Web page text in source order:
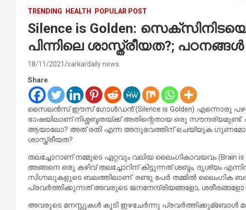
TRENDING HEALTH POPULAR POST
Silence is Golden:
പിന്നിലെ ശാസ്ത്രീയത?;
18/11/2021 sarkardaily news
Share
സൈലന്‍സ് ഈസ് ഗോള്‍ഡന്‍'(Silence is Golden) എന്നൊരു
ഭാഷയിലാണ്.നിശ്ശബ്ദതയ്ക്ക് അതിന്റെതായ ഒരു
ആയാലോ? അത് രതി എന്ന അനുഭവത്തിന് ചെയ്യുക ഗുണമോ
ശാസ്ത്രീയത?
തലച്ചോറാണ് നമ്മുടെ ഏറ്റവും വലിയ ലൈംഗികാവയവം (Brain is
അങ്ങനെ ഒരു കഴിവ് തലച്ചോറിന് കിട്ടുന്നത് ശബ്ദം, ദൃശ്യം
സിഗ്നലുകളുടെ ബലത്തിലാണ്. രണ്ടു പേര്‍ തമ്മില്‍ ലൈംഗിക
പ്രവര്‍ത്തിക്കുന്നത് അവരുടെ ജനനേന്ദ്രിയങ്ങളോ, ശരീരങ്ങളോ
അവരുടെ മനസ്സുകള്‍ കൂടി ഇഴചേര്‍ന്നു പ്രവര്‍ത്തിക്കുമ്ബോള്‍